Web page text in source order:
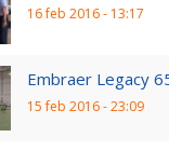
16 feb 2016 - 13:17
Embraer Legacy
15 feb 2016 - 23:09